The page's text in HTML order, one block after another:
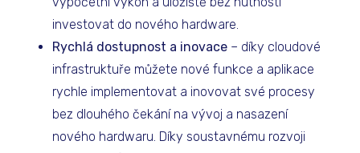
investovat do nového hardware.
Rychlá dostupnost a inovace – díky cloudové
infrastruktuře můžete nové funkce a aplikace
rychle implementovat a inovovat své procesy
bez dlouhého čekání na vývoj a nasazení
nového hardwaru. Díky soustavnému rozvoji